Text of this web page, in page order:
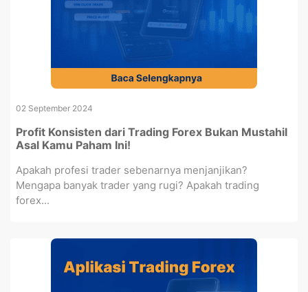
02 September 2024
Profit Konsisten dari Trading Forex Bukan Mustahil
Asal Kamu Paham Ini!
Apakah profesi trader sebenarnya menjanjikan?
Mengapa banyak trader yang rugi? Apakah trading
forex...